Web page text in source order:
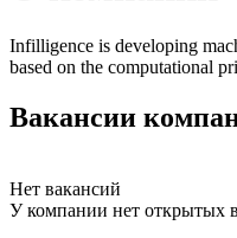
Infilligence is developing
based on the computational
Вакансии
Нет вакансий
У компании нет открытых